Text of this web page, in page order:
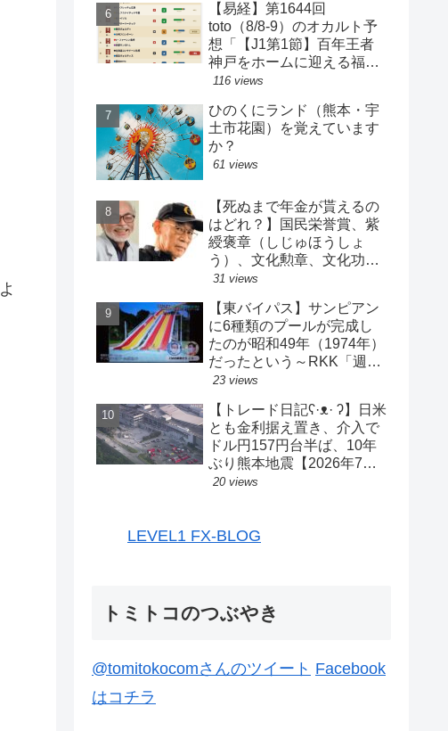
【易経】第1644回
toto（8/8-9）のオカルト予
想「【J1第1節】百年王者
神戸をホームに迎える福岡
がまさかの…？！【J2第1
ルサ安部は？」
116 views
ひのくにランド（熊本・宇
土市花園）を覚えています
か？
61 views
【死ぬまで年金が貰えるの
はどれ？】国民栄誉賞、紫
綬褒章（しじゅほうしょ
う）、文化勲章、文化功労
者、芸術選奨…など【日本
31 views
【東バイパス】サンピアン
に6種類のプールが完成し
たのが昭和49年（1974年）
だったという～RKK「週刊
山崎くん」より
23 views
【トレード日記ʕ·ᴥ· ʔ】日米
とも金利据え置き、介入で
ドル円157円台半ば、10年
ぶり熊本地震【2026年7月
27日-31日｜投機433】
20 views
LEVEL1 FX-BLOG
トミトコのつぶやき
@tomitokocomさんのツイート Facebook
はコチラ